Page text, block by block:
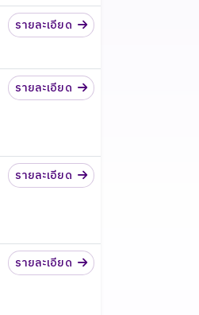
รายละเอียด
รายละเอียด
รายละเอียด
รายละเอียด